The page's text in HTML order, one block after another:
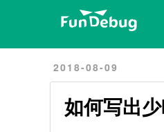
2018-08-09
如何写出